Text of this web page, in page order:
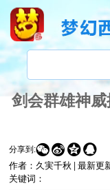
剑会群雄神
分享到: 
作者：久実千秋 | 最新更
关键词：